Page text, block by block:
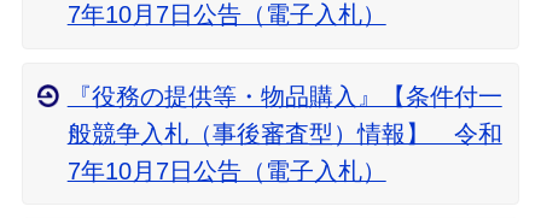
7年10月7日公告（電子入札）
『役務の提供等・物品購入』【条件付一
般競争入札（事後審査型）情報】 令和
7年10月7日公告（電子入札）